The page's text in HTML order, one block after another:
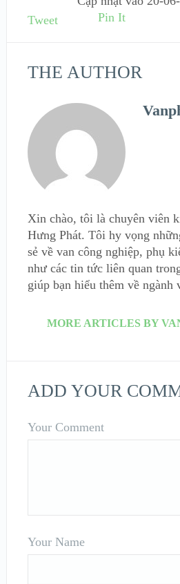
Tweet
Pin It
THE AUTHOR
Xin chào, tôi là chuyên viên
Hưng Phát. Tôi hy vọng
sẻ về van công nghiệp, phụ
như các tin tức liên quan
giúp bạn hiểu thêm về ngành
MORE ARTICLES BY
ADD YOUR
Your Comment
Your Name